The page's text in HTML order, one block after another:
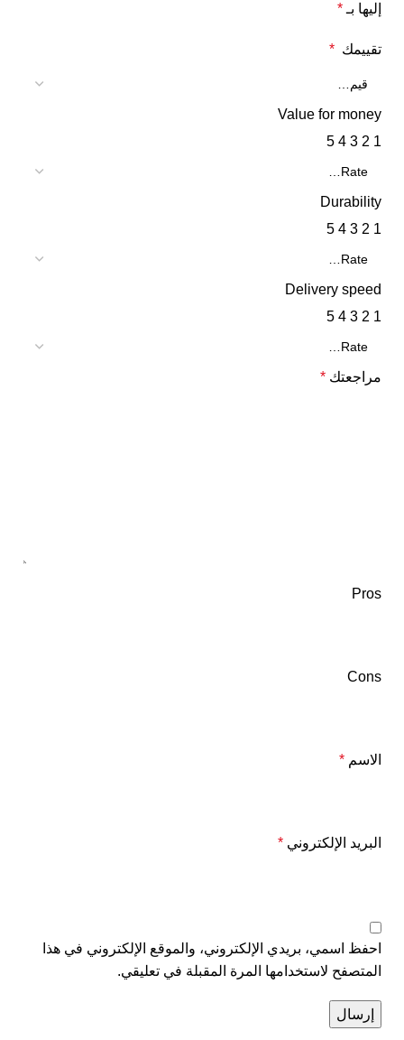
إليها بـ*
تقييمك *
Value for money
1
2
3
4
5
Durability
1
2
3
4
5
Delivery speed
1
2
3
4
5
مراجعتك *
Pros
Cons
الاسم *
البريد الإلكتروني *
احفظ اسمي، بريدي الإلكتروني، والموقع الإلكتروني في هذا
المتصفح لاستخدامها المرة المقبلة في تعليقي.